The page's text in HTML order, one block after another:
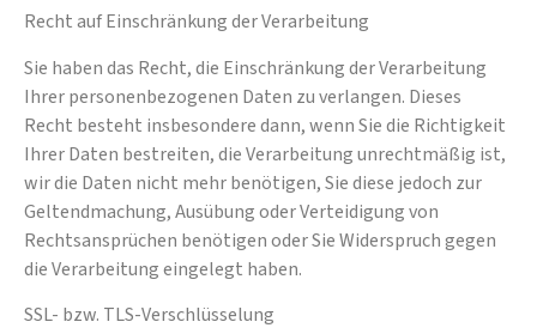
Recht auf Einschränkung der Verarbeitung
Sie haben das Recht, die Einschränkung der Verarbeitung
Ihrer personenbezogenen Daten zu verlangen. Dieses
Recht besteht insbesondere dann, wenn Sie die Richtigkeit
Ihrer Daten bestreiten, die Verarbeitung unrechtmäßig ist,
wir die Daten nicht mehr benötigen, Sie diese jedoch zur
Geltendmachung, Ausübung oder Verteidigung von
Rechtsansprüchen benötigen oder Sie Widerspruch gegen
die Verarbeitung eingelegt haben.
SSL- bzw. TLS-Verschlüsselung